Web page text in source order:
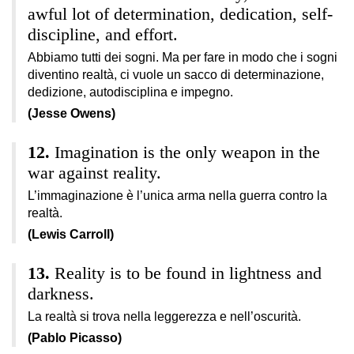
awful lot of determination, dedication, self-
discipline, and effort.
Abbiamo tutti dei sogni. Ma per fare in modo che i sogni
diventino realtà, ci vuole un sacco di determinazione,
dedizione, autodisciplina e impegno.
(Jesse Owens)
Imagination is the only weapon in the
war against reality.
L’immaginazione è l’unica arma nella guerra contro la
realtà.
(Lewis Carroll)
Reality is to be found in lightness and
darkness.
La realtà si trova nella leggerezza e nell’oscurità.
(Pablo Picasso)